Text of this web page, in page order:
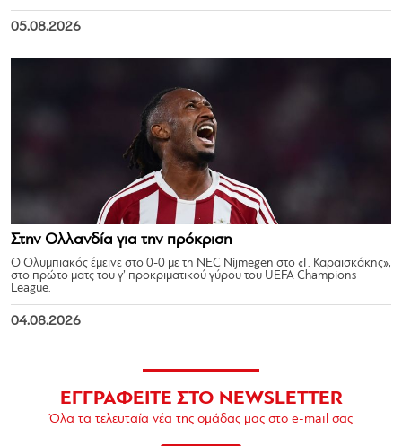
05.08.2026
Στην Ολλανδία για την πρόκριση
Ο Ολυμπιακός έμεινε στο 0-0 με τη NEC Nijmegen στο «Γ. Καραϊσκάκης»,
στο πρώτο ματς του γ’ προκριματικού γύρου του UEFA Champions
League.
04.08.2026
ΕΓΓΡΑΦΕΙΤΕ ΣΤΟ NEWSLETTER
Όλα τα τελευταία νέα της ομάδας μας στο e-mail σας